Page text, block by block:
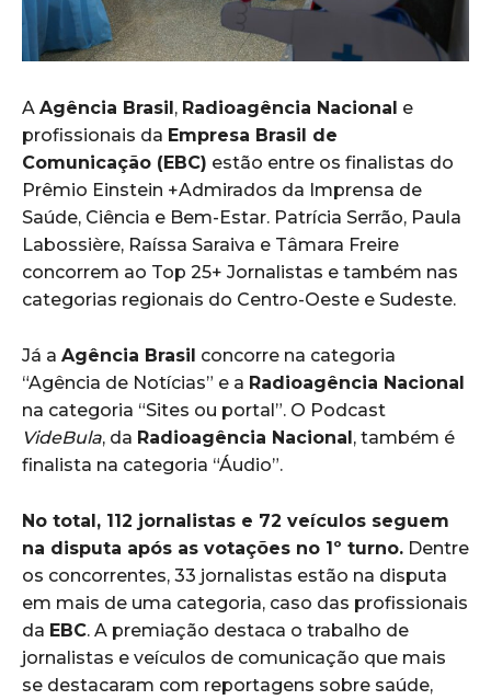
A Agência Brasil, Radioagência Nacional e
profissionais da Empresa Brasil de
Comunicação (EBC) estão entre os finalistas do
Prêmio Einstein +Admirados da Imprensa de
Saúde, Ciência e Bem-Estar. Patrícia Serrão, Paula
Labossière, Raíssa Saraiva e Tâmara Freire
concorrem ao Top 25+ Jornalistas e também nas
categorias regionais do Centro-Oeste e Sudeste.
Já a Agência Brasil concorre na categoria
“Agência de Notícias” e a Radioagência Nacional
na categoria “Sites ou portal”. O Podcast
VideBula, da Radioagência Nacional, também é
finalista na categoria “Áudio”.
No total, 112 jornalistas e 72 veículos seguem
na disputa após as votações no 1º turno. Dentre
os concorrentes, 33 jornalistas estão na disputa
em mais de uma categoria, caso das profissionais
da EBC. A premiação destaca o trabalho de
jornalistas e veículos de comunicação que mais
se destacaram com reportagens sobre saúde,